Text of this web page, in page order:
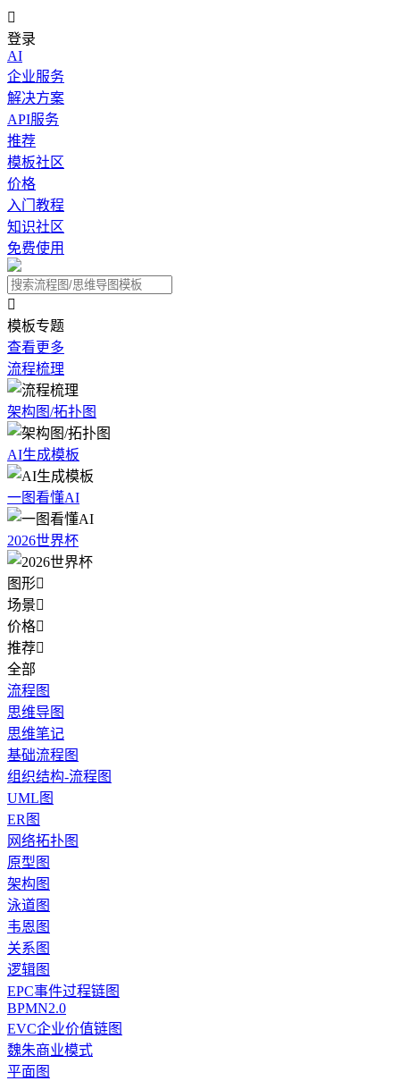

登录
AI
企业服务
解决方案
API服务
推荐
模板社区
价格
入门教程
知识社区
免费使用

模板专题
查看更多
流程梳理
架构图/拓扑图
AI生成模板
一图看懂AI
2026世界杯
图形
场景
价格
推荐
全部
流程图
思维导图
思维笔记
基础流程图
组织结构-流程图
UML图
ER图
网络拓扑图
原型图
架构图
泳道图
韦恩图
关系图
逻辑图
EPC事件过程链图
BPMN2.0
EVC企业价值链图
魏朱商业模式
平面图